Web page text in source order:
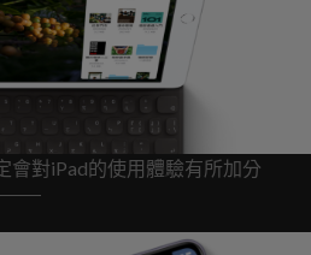
會對iPad的使用體驗有所加分